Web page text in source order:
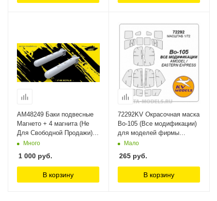
AM48249 Баки подвесные
Магнето + 4 магнита (Не
Для Свободной Продажи)
Arma Models 1/48
Много
1 000 руб.
В корзину
72292KV Окрасочная маска
Bo-105 (Все модификации)
для моделей фирмы
AMODEL / EASTERN
Мало
265 руб.
В корзину